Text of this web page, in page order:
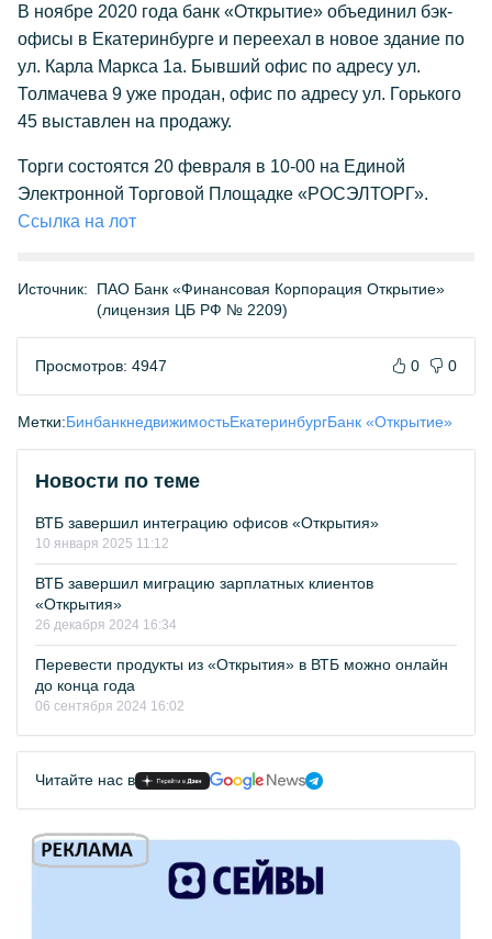
В ноябре 2020 года банк «Открытие» объединил бэк-
офисы в Екатеринбурге и переехал в новое здание по
ул. Карла Маркса 1а. Бывший офис по адресу ул.
Толмачева 9 уже продан, офис по адресу ул. Горького
45 выставлен на продажу.
Торги состоятся 20 февраля в 10-00 на Единой
Электронной Торговой Площадке «РОСЭЛТОРГ».
Ссылка на лот
Источник:
ПАО Банк «Финансовая Корпорация Открытие»
(лицензия ЦБ РФ № 2209)
Просмотров: 4947 0 0
Метки:БинбанкнедвижимостьЕкатеринбургБанк «Открытие»
Новости по теме
ВТБ завершил интеграцию офисов «Открытия»
10 января 2025 11:12
ВТБ завершил миграцию зарплатных клиентов
«Открытия»
26 декабря 2024 16:34
Перевести продукты из «Открытия» в ВТБ можно онлайн
до конца года
06 сентября 2024 16:02
Читайте нас в